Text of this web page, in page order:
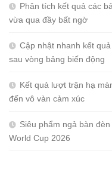
Phân tích kết quả các
vừa qua đầy bất ngờ
Cập nhật nhanh kết
sau vòng bảng biến động
Kết quả lượt trận hạ
đến vô vàn cảm xúc
Siêu phẩm ngả bàn
World Cup 2026